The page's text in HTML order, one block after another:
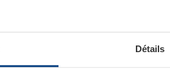
Détails